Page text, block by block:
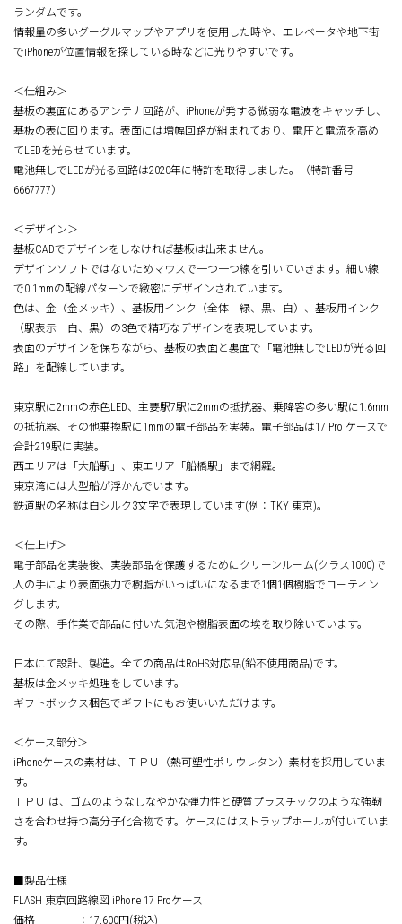
ランダムです。
情報量の多いグーグルマップやアプリを使用した時や、エレベータや地下街
でiPhoneが位置情報を探している時などに光りやすいです。
＜仕組み＞
基板の裏面にあるアンテナ回路が、iPhoneが発する微弱な電波をキャッチし、
基板の表に回ります。表面には増幅回路が組まれており、電圧と電流を高め
てLEDを光らせています。
電池無しでLEDが光る回路は2020年に特許を取得しました。（特許番号
6667777）
＜デザイン＞
基板CADでデザインをしなければ基板は出来ません。
デザインソフトではないためマウスで一つ一つ線を引いていきます。細い線
で0.1mmの配線パターンで緻密にデザインされています。
色は、金（金メッキ）、基板用インク（全体 緑、黒、白）、基板用インク
（駅表示 白、黒）の3色で精巧なデザインを表現しています。
表面のデザインを保ちながら、基板の表面と裏面で「電池無しでLEDが光る回
路」を配線しています。
東京駅に2mmの赤色LED、主要駅7駅に2mmの抵抗器、乗降客の多い駅に1.6mm
の抵抗器、その他乗換駅に1mmの電子部品を実装。電子部品は17 Pro ケースで
合計219駅に実装。
西エリアは「大船駅」、東エリア「船橋駅」まで網羅。
東京湾には大型船が浮かんでいます。
鉄道駅の名称は白シルク3文字で表現しています(例：TKY 東京)。
＜仕上げ＞
電子部品を実装後、実装部品を保護するためにクリーンルーム(クラス1000)で
人の手により表面張力で樹脂がいっぱいになるまで1個1個樹脂でコーティン
グします。
その際、手作業で部品に付いた気泡や樹脂表面の埃を取り除いています。
日本にて設計、製造。全ての商品はRoHS対応品(鉛不使用商品)です。
基板は金メッキ処理をしています。
ギフトボックス梱包でギフトにもお使いいただけます。
＜ケース部分＞
iPhoneケースの素材は、ＴＰＵ（熱可塑性ポリウレタン）素材を採用していま
す。
ＴＰＵ は、ゴムのようなしなやかな弾力性と硬質プラスチックのような強靭
さを合わせ持つ高分子化合物です。ケースにはストラップホールが付いていま
す。
■製品仕様
FLASH 東京回路線図 iPhone 17 Proケース
価格 ：17,600円(税込)